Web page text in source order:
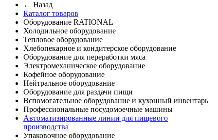
← Назад
Каталог товаров
Оборудование RATIONAL
Холодильное оборудование
Тепловое оборудование
Хлебопекарное и кондитерское оборудование
Оборудование для переработки мяса
Электромеханическое оборудование
Кофейное оборудование
Нейтральное оборудование
Оборудование для раздачи пищи
Вспомогательное оборудование и кухонный инвентарь
Профессиональные посудомоечные машины
Автоматизированные линии для пищевого
производства
Упаковочное оборудование